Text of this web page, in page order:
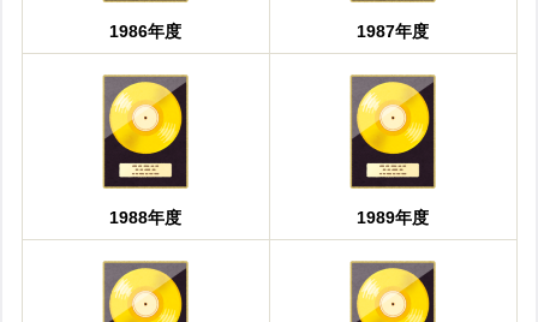
1986年度 1987年度
1988年度 1989年度